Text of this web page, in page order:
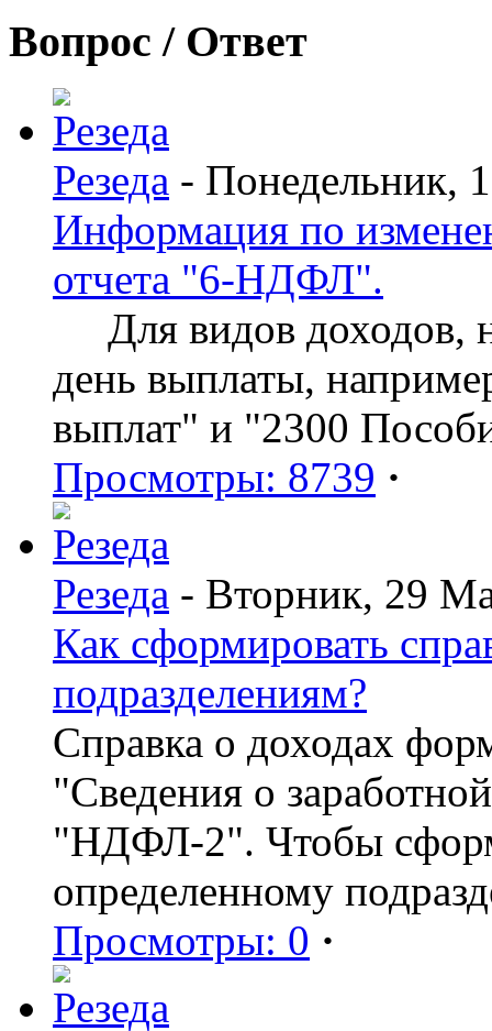
Вопрос / Ответ
Резеда - Понедельник,
Информация по
отчета "6-НДФЛ".
Для видов доходов,
день выплаты,
выплат" и "2300
Просмотры: 8739 ·
Резеда - Вторник, 29
Как сформировать
подразделениям?
Справка о доходах
"Сведения о
"НДФЛ-2". Чтобы
определенному
Просмотры: 0 ·